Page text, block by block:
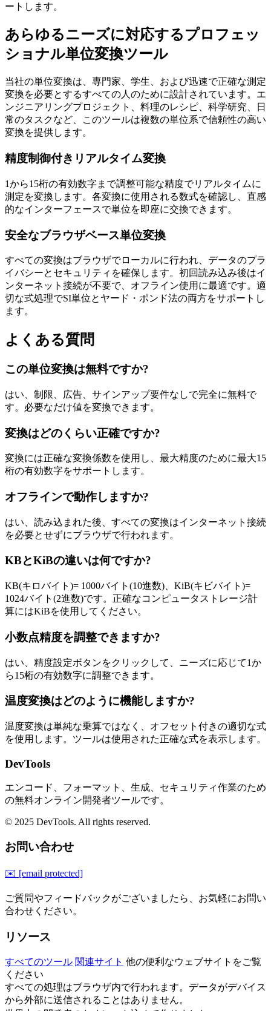
ートします。
あらゆるニーズに対応するプロフェッ
ショナル単位変換ツール
当社の単位変換は、専門家、学生、および迅速で正確な測定
変換を必要とするすべての人のために設計されています。エ
ンジニアリングプロジェクト、料理のレシピ、科学研究、日
常のタスクなど、このツールは複数の単位系で信頼性の高い
変換を提供します。
精度制御付きリアルタイム変換
1から15桁の有効数字まで調整可能な精度でリアルタイムに
測定を変換します。各変換に使用される数式を確認し、直感
的なインターフェースで単位を即座に交換できます。
安全なブラウザベース単位変換
すべての変換はブラウザでローカルに行われ、データのプラ
イバシーとセキュリティを確保します。初回読み込み後はイ
ンターネット接続が不要で、オフライン使用に最適です。適
切な式処理でSI単位とヤード・ポンド法の両方をサポートし
ます。
よくある質問
この単位変換は無料ですか?
はい、制限、広告、サインアップ要件なしで完全に無料で
す。必要なだけ値を変換できます。
変換はどのくらい正確ですか?
変換には正確な変換係数を使用し、最大精度のために最大15
桁の有効数字をサポートします。
オフラインで動作しますか?
はい、読み込まれた後、すべての変換はインターネット接続
を必要とせずにブラウザで行われます。
KBとKiBの違いは何ですか?
KB(キロバイト)= 1000バイト(10進数)、KiB(キビバイト)=
1024バイト(2進数)です。正確なコンピュータストレージ計
算にはKiBを使用してください。
小数点精度を調整できますか?
はい、精度設定ボタンをクリックして、ニーズに応じて1か
ら15桁の有効数字に調整できます。
温度変換はどのように機能しますか?
温度変換は単純な乗算ではなく、オフセット付きの適切な式
を使用します。ツールは使用された正確な式を表示します。
DevTools
エンコード、フォーマット、生成、セキュリティ作業のため
の無料オンライン開発者ツールです。
© 2025 DevTools. All rights reserved.
お問い合わせ
✉️ [email protected]
ご質問やフィードバックがございましたら、お気軽にお問い
合わせください。
リソース
すべてのツール 関連サイト 他の便利なウェブサイトをご覧
ください
すべての処理はブラウザ内で行われます。データがデバイス
から外部に送信されることはありません。